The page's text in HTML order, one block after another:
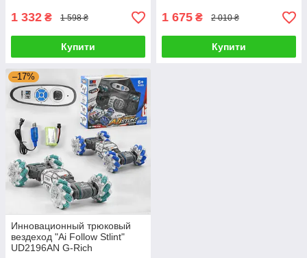
1 332 ₴ 1 598 ₴
Купити
1 675 ₴ 2 010 ₴
Купити
–17%
Инновационный трюковый
вездеход "Ai Follow Stlint"
UD2196AN G-Rich